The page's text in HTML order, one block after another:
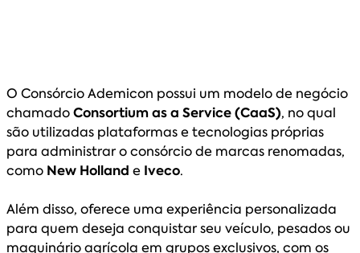
O Consórcio Ademicon possui um modelo de negócio
chamadoConsortium as a Service (CaaS), no qual
são utilizadas plataformas e tecnologias próprias
para administrar o consórcio de marcas renomadas,
como New Holland e Iveco.
Além disso, oferece uma experiência personalizada
para quem deseja conquistar seu veículo, pesados ou
maquinário agrícola em grupos exclusivos, com os